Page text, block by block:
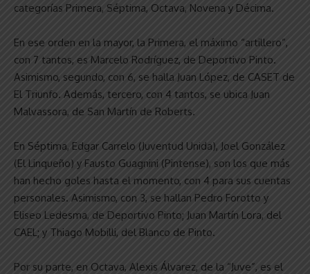
categorías Primera, Séptima, Octava, Novena y Décima.
En ese orden en la mayor, la Primera, el máximo “artillero”,
con 7 tantos, es Marcelo Rodríguez, de Deportivo Pinto.
Asimismo, segundo, con 6, se halla Juan López, de CASET de
El Triunfo. Además, tercero, con 4 tantos, se ubica Juan
Malvassora, de San Martín de Roberts.
En Séptima, Edgar Carrelo (Juventud Unida), Joel González
(El Linqueño) y Fausto Guagnini (Pintense), son los que más
han hecho goles hasta el momento, con 4 para sus cuentas
personales. Asimismo, con 3, se hallan Pedro Forotto y
Eliseo Ledesma, de Deportivo Pinto; Juan Martín Lora, del
CAEL; y Thiago Mobilli, del Blanco de Pinto.
Por su parte, en Octava, Alexis Álvarez, de la “Juve”, es el